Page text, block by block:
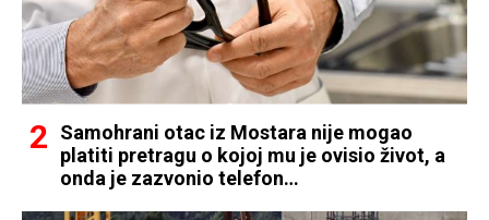
Samohrani otac iz Mostara nije mogao
platiti pretragu o kojoj mu je ovisio život, a
onda je zazvonio telefon…